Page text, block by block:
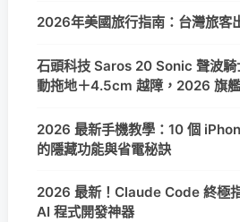
2026年美國旅行指南：台灣旅客
石頭科技 Saros 20 Sonic 聲波騎
動拖地＋4.5cm 越障，2026 旗
2026 最新手機教學：10 個
的隱藏功能與省電秘訣
2026 最新！Claude Code 終極
AI 程式開發神器